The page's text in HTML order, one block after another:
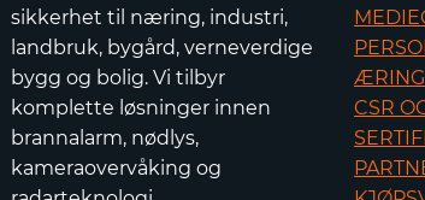
sikkerhet til næring, industri,
landbruk, bygård, verneverdige
bygg og bolig. Vi tilbyr
komplette løsninger innen
brannalarm, nødlys,
kameraovervåking og
ÆRING
CSR